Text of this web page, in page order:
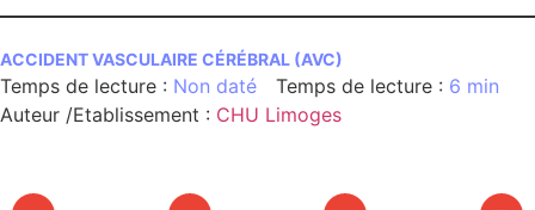
nous
des CHU
articles
ACCIDENT VASCULAIRE CÉRÉBRAL (AVC)
Non daté
6 min
Auteur /Etablissement : CHU Limoges